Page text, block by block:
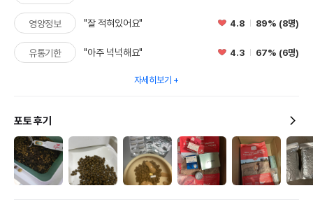
영양정보 "잘 적혀있어요" 4.8 89% (8명)
유통기한 "아주 넉넉해요" 4.3 67% (6명)
자세히보기
포토 후기